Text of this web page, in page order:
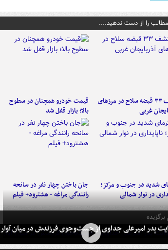
را از دست ندهید....
کشف ۳۳ قبضه سلاح در مرزهای
غربی
قیمت خودرو همچنان در سطوح
بالا؛ بازار قفل شد
شدید در جنوب و مرکز؛
در نوار شمالی
جان باختن چهار نفر در سانحه
رانندگی مراغه - هشترود+ فیلم
برگزیده
پدر امیرعلی جداوی از جست‌وجوی فرزندش در میان آوار